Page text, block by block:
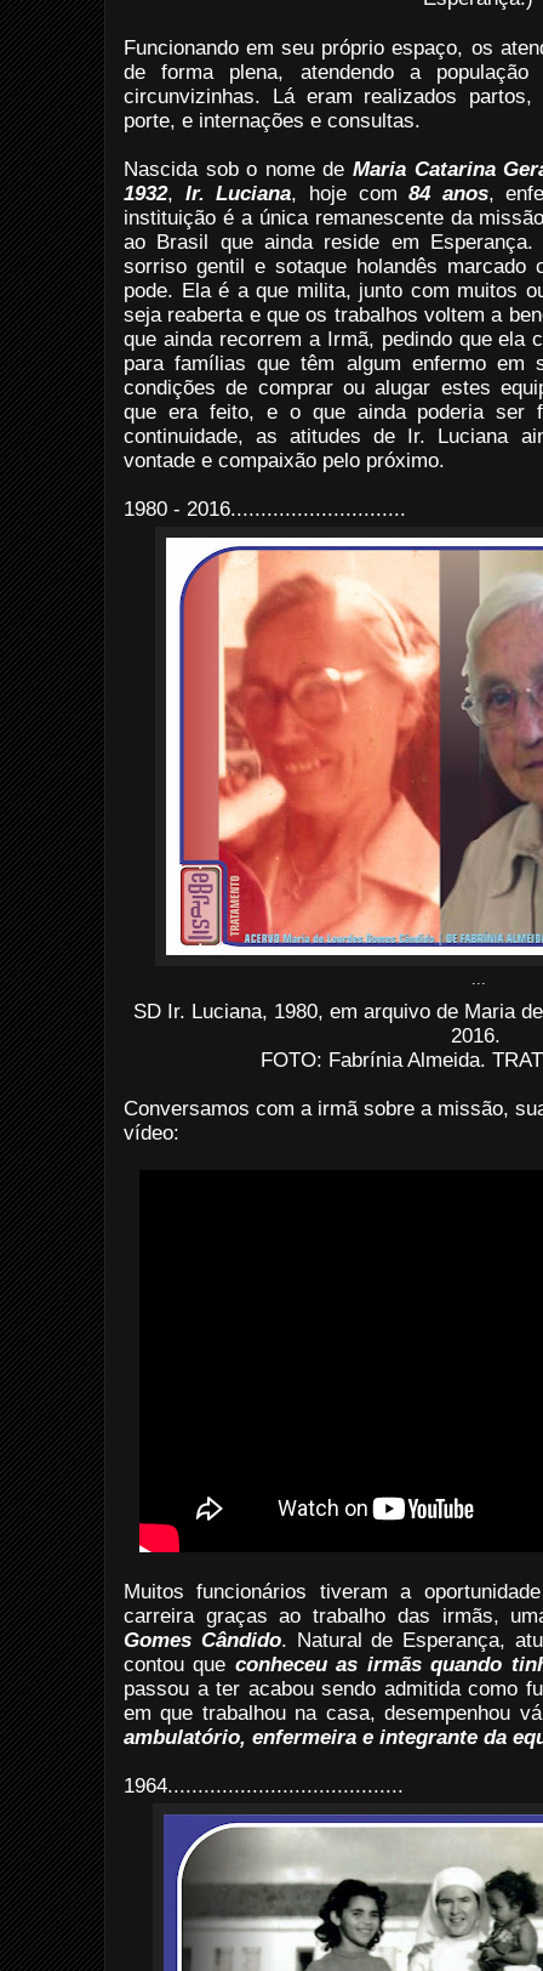
Funcionando em seu próprio espaço, os
de forma plena, atendendo a
circunvizinhas. Lá eram realizados
porte, e internações e consultas.
Nascida sob o nome deMaria Catarina
1932, Ir. Luciana, hoje com84 anos,
instituição é a única remanescente da
ao Brasil que ainda reside em
sorriso gentil e sotaque holandês marcado
pode. Ela é a que milita, junto com muitos
seja reaberta e que os trabalhos voltem a
que ainda recorrem a Irmã, pedindo que ela
para famílias que têm algum enfermo em
condições de comprar ou alugar estes
que era feito, e o que ainda poderia ser
continuidade, as atitudes de Ir. Luciana
vontade e compaixão pelo próximo.
1980 - 2016.............................
SD Ir. Luciana, 1980, em arquivo de Maria
2016.
FOTO: Fabrínia Almeida.
Conversamos com a irmã sobre a missão,
vídeo:
Muitos funcionários tiveram a
carreira graças ao trabalho das irmãs,
Gomes Cândido. Natural de Esperança,
contou que conheceu as irmãs quando
passou a ter acabou sendo admitida como
em que trabalhou na casa, desempenhou
ambulatório, enfermeira e integrante da
1964.......................................